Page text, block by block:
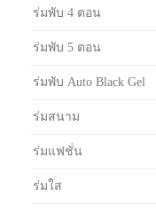
ร่มพับ 4 ตอน
ร่มพับ 5 ตอน
ร่มพับ Auto Black Gel
ร่มสนาม
ร่มแฟชั่น
ร่มใส